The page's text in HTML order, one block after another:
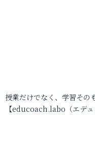
授業だけでなく、学習その
【educoach.labo（エデ